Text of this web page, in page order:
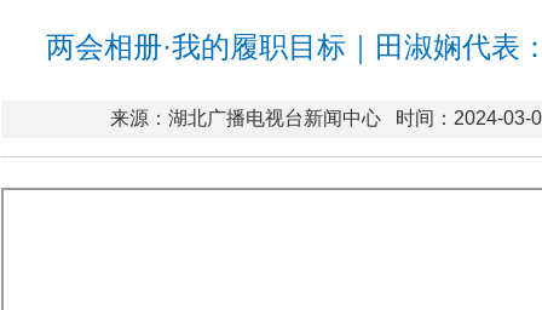
两会相册·我的履职目标｜田淑娴代表
来源：湖北广播电视台新闻中心 时间：2024-03-